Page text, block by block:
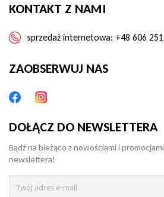
KONTAKT Z NAMI
sprzedaż internetowa: +48 606
ZAOBSERWUJ NAS
DOŁĄCZ DO NEWSLETTERA
Bądź na bieżąco z nowościami i
newslettera!